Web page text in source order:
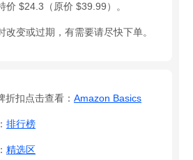
价 $24.3（原价 $39.99）。
变或过期，有需要请尽快下单。
扣点击查看： Amazon Basics
排行榜
精选区